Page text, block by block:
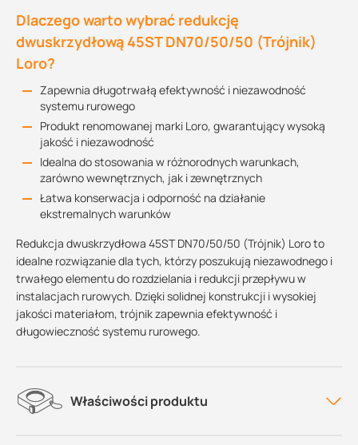
Dlaczego warto wybrać redukcję
dwuskrzydłową 45ST DN70/50/50 (Trójnik)
Loro?
Zapewnia długotrwałą efektywność i niezawodność
systemu rurowego
Produkt renomowanej marki Loro, gwarantujący wysoką
jakość i niezawodność
Idealna do stosowania w różnorodnych warunkach,
zarówno wewnętrznych, jak i zewnętrznych
Łatwa konserwacja i odporność na działanie
ekstremalnych warunków
Redukcja dwuskrzydłowa 45ST DN70/50/50 (Trójnik) Loro to
idealne rozwiązanie dla tych, którzy poszukują niezawodnego i
trwałego elementu do rozdzielania i redukcji przepływu w
instalacjach rurowych. Dzięki solidnej konstrukcji i wysokiej
jakości materiałom, trójnik zapewnia efektywność i
długowieczność systemu rurowego.
Właściwości produktu